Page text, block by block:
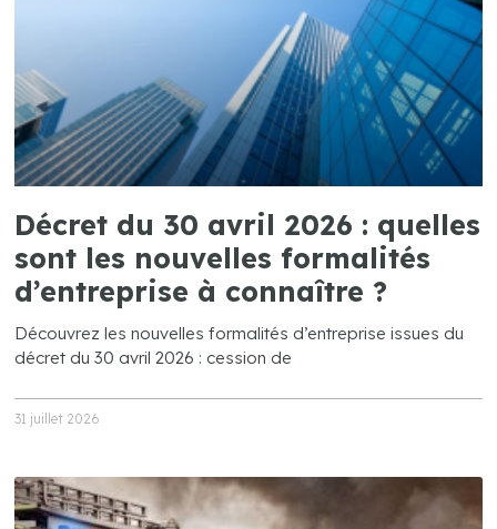
Décret du 30 avril 2026 : quelles
sont les nouvelles formalités
d’entreprise à connaître ?
Découvrez les nouvelles formalités d’entreprise issues du
décret du 30 avril 2026 : cession de
31 juillet 2026